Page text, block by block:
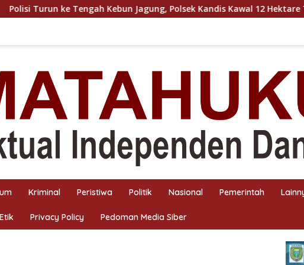
Kebun Jagung, Polsek Kandis Kawal 12 Hektare Tanaman untuk
Kriminal Peristiwa Politik Nasional Pemerintah
Privacy Policy Pedoman Media Siber